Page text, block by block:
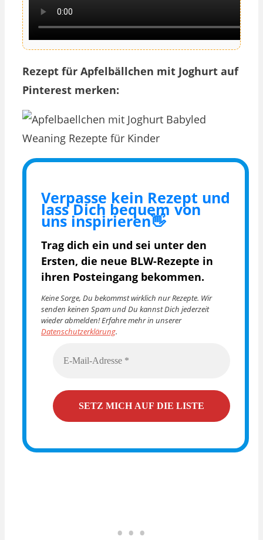
Rezept für Apfelbällchen mit Joghurt auf
Pinterest merken:
Verpasse kein Rezept und
lass Dich bequem von
uns inspirieren👋
Trag dich ein und sei unter den
Ersten, die neue BLW-Rezepte in
ihren Posteingang bekommen.
Keine Sorge, Du bekommst wirklich nur Rezepte. Wir
senden keinen Spam und Du kannst Dich jederzeit
wieder abmelden! Erfahre mehr in unserer
Datenschutzerklärung.